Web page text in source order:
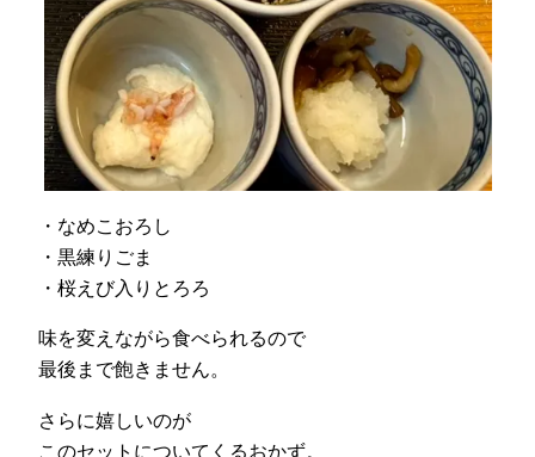
・なめこおろし
・黒練りごま
・桜えび入りとろろ
味を変えながら食べられるので
最後まで飽きません。
さらに嬉しいのが
このセットについてくるおかず。